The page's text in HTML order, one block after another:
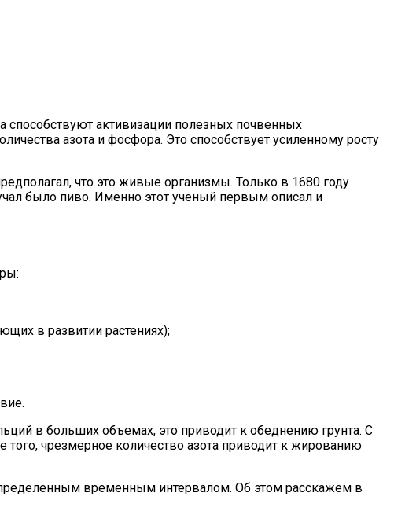
способствуют активизации полезных почвенных
азота и фосфора. Это способствует усиленному росту
что это живые организмы. Только в 1680 году
было пиво. Именно этот ученый первым описал и
в развитии растениях);
в больших объемах, это приводит к обеднению грунта. С
чрезмерное количество азота приводит к жированию
временным интервалом. Об этом расскажем в